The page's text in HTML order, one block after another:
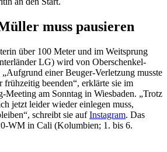
muss pausieren
über 100 Meter und im Weitsprung
LG) wird von Oberschenkel-
„Aufgrund einer Beuger-Verletzung musste
frühzeitig beenden“, erklärte sie im
Meeting am Sonntag in Wiesbaden. „Trotz
jetzt leider wieder einlegen muss,
schreibt sie aufInstagram. Das
WM in Cali (Kolumbien; 1. bis 6.